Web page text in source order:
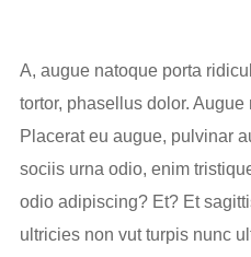
A, augue natoque porta
tortor, phasellus dolor.
Placerat eu augue, pulvinar
sociis urna odio, enim
odio adipiscing? Et? Et
ultricies non vut turpis nunc